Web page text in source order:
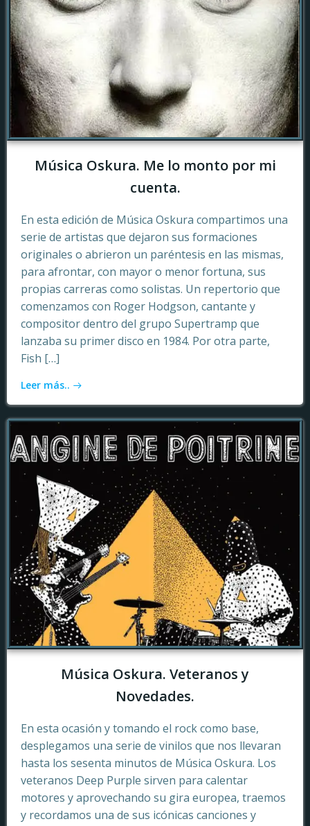
Música Oskura. Me lo monto por mi
cuenta.
En esta edición de Música Oskura compartimos una
serie de artistas que dejaron sus formaciones
originales o abrieron un paréntesis en las mismas,
para afrontar, con mayor o menor fortuna, sus
propias carreras como solistas. Un repertorio que
comenzamos con Roger Hodgson, cantante y
compositor dentro del grupo Supertramp que
lanzaba su primer disco en 1984. Por otra parte,
Fish […]
Leer más..
Música Oskura. Veteranos y
Novedades.
En esta ocasión y tomando el rock como base,
desplegamos una serie de vinilos que nos llevaran
hasta los sesenta minutos de Música Oskura. Los
veteranos Deep Purple sirven para calentar
motores y aprovechando su gira europea, traemos
y recordamos una de sus icónicas canciones y